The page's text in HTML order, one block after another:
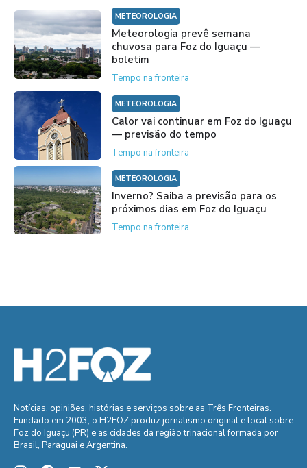
METEOROLOGIA
Meteorologia prevê semana
chuvosa para Foz do Iguaçu —
boletim
Tempo na fronteira
METEOROLOGIA
Calor vai continuar em Foz do Iguaçu
— previsão do tempo
Tempo na fronteira
METEOROLOGIA
Inverno? Saiba a previsão para os
próximos dias em Foz do Iguaçu
Tempo na fronteira
Notícias, opiniões, histórias e serviços sobre as Três Fronteiras.
Fundado em 2003, o H2FOZ produz jornalismo original e local sobre
Foz do Iguaçu (PR) e as cidades da região trinacional formada por
Brasil, Paraguai e Argentina.